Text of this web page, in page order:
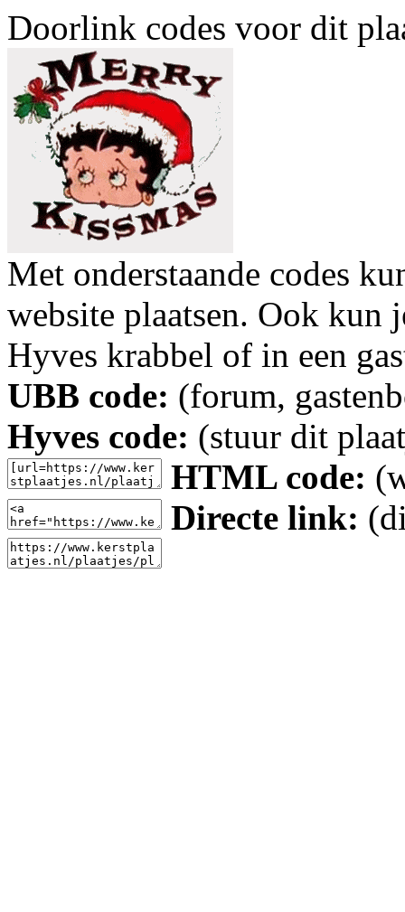
Doorlink codes voor dit
Met onderstaande codes
website plaatsen. Ook kun
Hyves krabbel of in een
UBB code: (forum,
Hyves code: (stuur dit
HTML code:
Directe link: